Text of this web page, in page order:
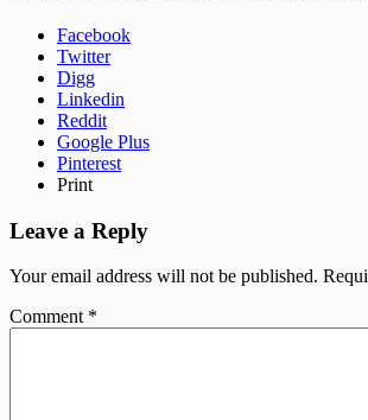
Facebook
Twitter
Digg
Linkedin
Reddit
Google Plus
Pinterest
Print
Leave a Reply
Your email address will not be published.
Comment *